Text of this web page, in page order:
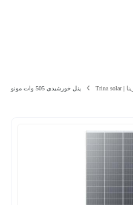
پنل خورشیدی 505 وات مونو